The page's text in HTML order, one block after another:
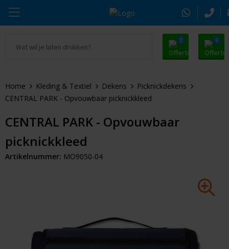
0 0
Drinkwaren
Tassen & Reizen
Sleutelhangers & Tools
Huis & Lifestyle
Alle promosnoepje
Zomer
Kerst
Thule
Alle merken
Home Kleding & Textiel Dekens
Picknickdekens
CENTRAL PARK - Opvouwbaar picknickkleed
CENTRAL PARK - Opvouwbaar
picknickkleed
Artikelnummer: MO9050-04